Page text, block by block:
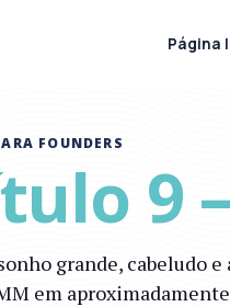
FOUNDERS
9
grande, cabeludo
em
Página